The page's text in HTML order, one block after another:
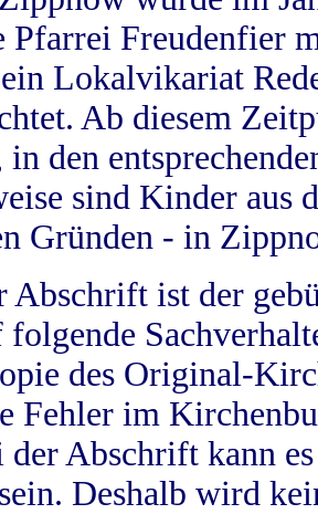
Pfarrei Freudenfier
Lokalvikariat
Ab diesem
in den
sind Kinder aus
Gründen - in
Abschrift ist der
folgende
des Original-
Fehler im
Abschrift kann
Deshalb wird